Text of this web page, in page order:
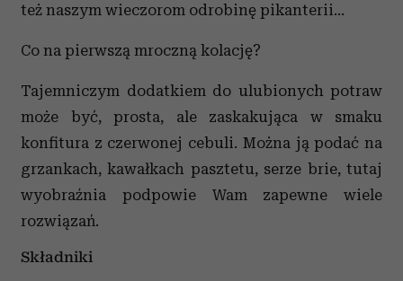
też naszym wieczorom odrobinę pikanterii...
Co na pierwszą mroczną kolację?
Tajemniczym dodatkiem do ulubionych potraw
może być, prosta, ale zaskakująca w smaku
konfitura z czerwonej cebuli. Można ją podać na
grzankach, kawałkach pasztetu, serze brie, tutaj
wyobraźnia podpowie Wam zapewne wiele
rozwiązań.
Składniki